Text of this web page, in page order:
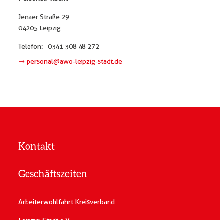
Jenaer Straße 29
04205 Leipzig
Telefon:
0341 308 48 272
personal@awo-leipzig-stadt.de
Kontakt
Geschäftszeiten
Arbeiterwohlfahrt Kreisverband